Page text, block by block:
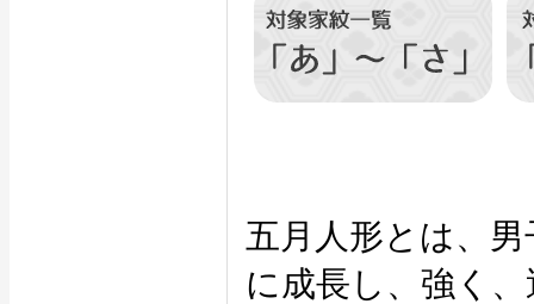
五月人形とは、
に成長し、強く